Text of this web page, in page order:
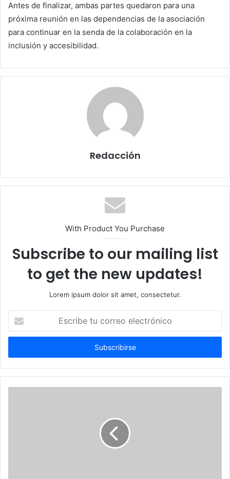
Antes de finalizar, ambas partes quedaron para una
próxima reunión en las dependencias de la asociación
para continuar en la senda de la colaboración en la
inclusión y accesibilidad.
Redacción
With Product You Purchase
Subscribe to our mailing list
to get the new updates!
Lorem ipsum dolor sit amet, consectetur.
correo